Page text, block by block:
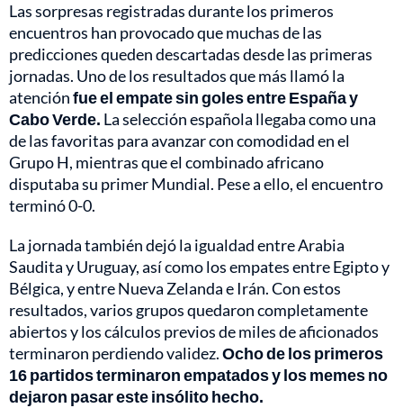
Las sorpresas registradas durante los primeros
encuentros han provocado que muchas de las
predicciones queden descartadas desde las primeras
jornadas. Uno de los resultados que más llamó la
atenciónfue el empate sin goles entre España y
Cabo Verde. La selección española llegaba como una
de las favoritas para avanzar con comodidad en el
Grupo H, mientras que el combinado africano
disputaba su primer Mundial. Pese a ello, el encuentro
terminó 0-0.
La jornada también dejó la igualdad entre Arabia
Saudita y Uruguay, así como los empates entre Egipto y
Bélgica, y entre Nueva Zelanda e Irán. Con estos
resultados, varios grupos quedaron completamente
abiertos y los cálculos previos de miles de aficionados
terminaron perdiendo validez.Ocho de los primeros
16 partidos terminaron empatados y los memes no
dejaron pasar este insólito hecho.